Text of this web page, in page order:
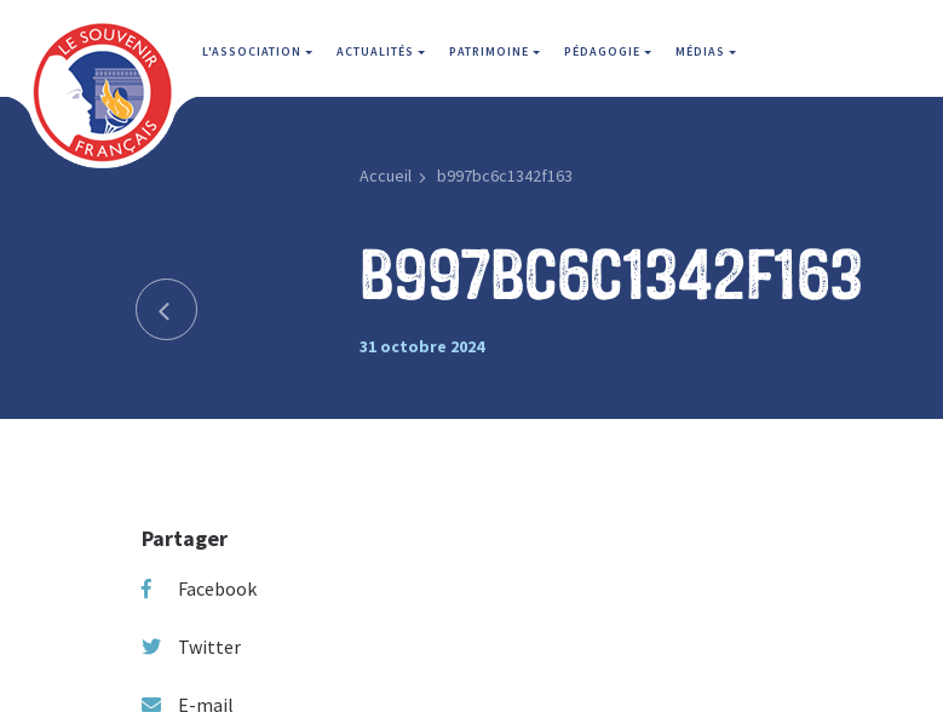
L'ASSOCIATION ACTUALITÉS PATRIMOINE PÉDAGOGIE MÉDIAS
Accueil b997bc6c1342f163
b997bc6c1342f163
31 octobre 2024
Partager
Facebook
Twitter
E-mail